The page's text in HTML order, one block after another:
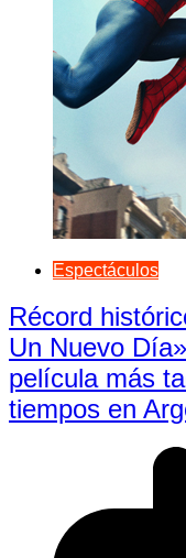
Espectáculos
Récord
Un Nuevo
película más
tiempos en